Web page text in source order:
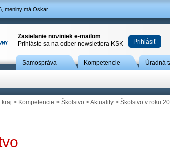
meniny má Oskar
Zasielanie noviniek e-mailom
Prihláste sa na odber newslettera KSK
Prihlásiť
Samospráva Kompetencie Úradná
kraj > Kompetencie > Školstvo >Aktuality > Školstvo v roku